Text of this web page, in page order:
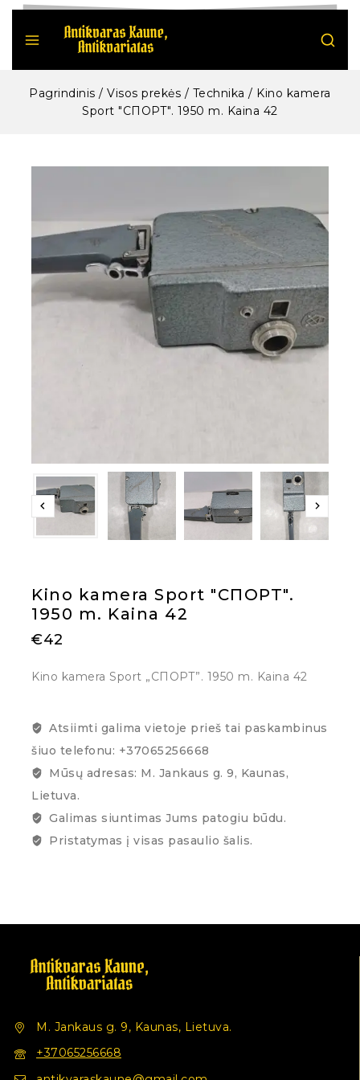
Pagrindinis / Visos prekės / Technika / Kino kamera
Sport "СПОРТ". 1950 m. Kaina 42
Kino kamera Sport "СПОРТ".
1950 m. Kaina 42
€42
Kino kamera Sport „СПОРТ”. 1950 m. Kaina 42
Atsiimti galima vietoje prieš tai paskambinus
šiuo telefonu: +37065256668
Mūsų adresas: M. Jankaus g. 9, Kaunas,
Lietuva.
Galimas siuntimas Jums patogiu būdu.
Pristatymas į visas pasaulio šalis.
M. Jankaus g. 9, Kaunas, Lietuva.
+37065256668